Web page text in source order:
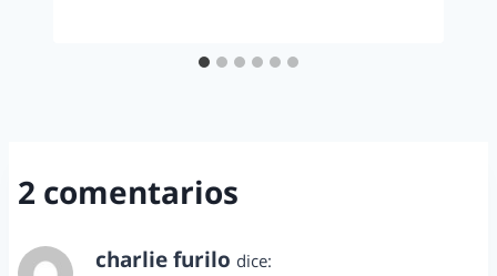
2 comentarios
charlie furilo dice: